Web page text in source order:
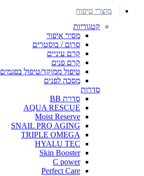
מוצרי טיפוח
קטגוריות
מסיר איפור
סרום / בוסטרים
קרם עיניים
קרם פנים
טיפול ממוקד/טיפול בפגמים
מסכה לפנים
סדרות
סדרת BB
AQUA RESCUE
Moist Reserve
SNAIL PRO AGING
TRIPLE OMEGA
HYALU TEC
Skin Booster
C power
Perfect Care